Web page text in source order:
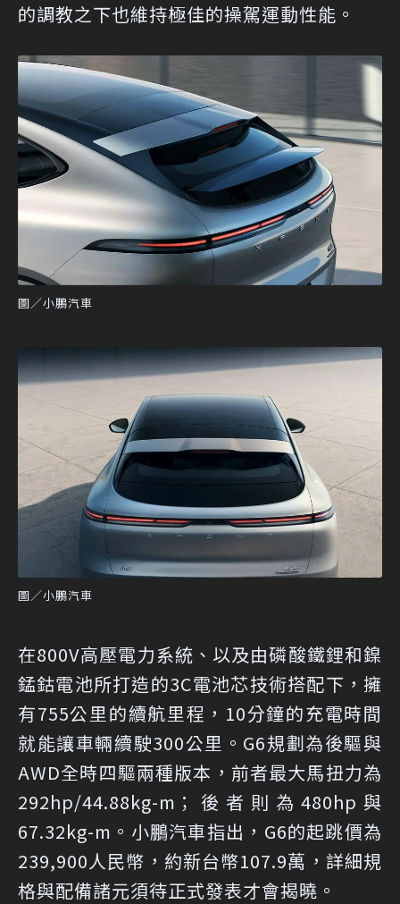
的調教之下也維持極佳的操駕運動性能。
圖／小鵬汽車
圖／小鵬汽車
在800V高壓電力系統、以及由磷酸鐵鋰和鎳
錳鈷電池所打造的3C電池芯技術搭配下，擁
有755公里的續航里程，10分鐘的充電時間
就能讓車輛續駛300公里。G6規劃為後驅與
AWD全時四驅兩種版本，前者最大馬扭力為
292hp/44.88kg-m；後者則為480hp與
67.32kg-m。小鵬汽車指出，G6的起跳價為
239,900人民幣，約新台幣107.9萬，詳細規
格與配備諸元須待正式發表才會揭曉。